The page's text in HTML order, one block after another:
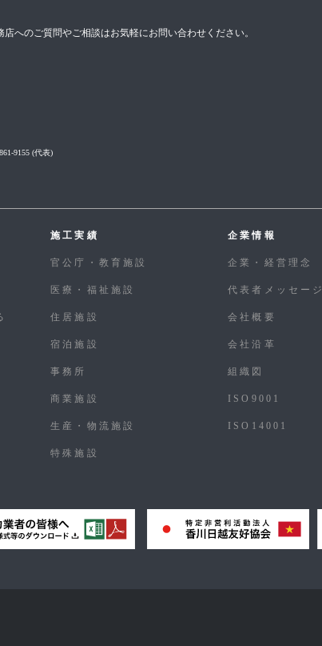
店へのご質問やご相談はお気軽にお問い合わせください。
9155(代表)
施工実績
官公庁・教育施設
医療・福祉施設
住居施設
宿泊施設
事務所
商業施設
生産・物流施設
特殊施設
企業情報
企業・経営理念
代表者メッセージ
会社概要
会社沿革
組織図
ISO9001
ISO14001